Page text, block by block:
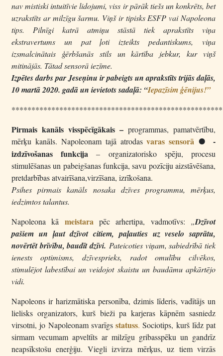
nav mistiski intuitīvie lidojumi, viss ir pārāk tiešs un konkrēts, bet
uzrakstīts ar milzīgu šarmu. Viņš ir tipisks ESFP vai Napoleona
tips. Pilnīgi katrā atmiņu stāstā tiek aprakstīts viņa
ekstravertums un pat ļoti izteikts pedantiskums, viņa
izsmalcinātais ģērbšanās stils un kārtība jebkur, kur viņš
mitinājās. Tātad sensorā iezīme.
Izpētes darbs par Jeseņinu ir pabeigts un aprakstīts trijās daļās,
10 martā 2020. gadā un ievietots sadaļā: “Iepazīsim ģēnijus!”
Pirmais kanāls visspēcīgākais – programmas, pamatvērtību,
mērķu kanāls. Napoleonam tajā atrodasvaras sensorā F
-
izdzīvošanas funkcija– organizatorisko spēju, procesu
stimulēšanas un pabeigšanas funkcija, savu pozīciju aizstāvēšana,
pretdarbības atvairīšana,virzīšana, izrīkošana.
Psihes pirmais kanāls nosaka dzīves programmu, mērķus,
iedzimtos talantus.
Napoleona kā meistarapēc arhertipa, vadmotīvs: „Dzīvot
pašiem un ļaut dzīvot citiem, paļauties uz veselo saprātu,
novērtēt brīvību, baudīt dzīvi. Pateicoties viņam, sabiedrībā tiek
ienests optimisms, dzīvesprieks, radot omulību cilvēkos,
stimulējot labestībai un veidojot skaistu un baudāmu apkārtējo
vidi.
Napoleons ir harizmātiska personība, dzimis līderis, vadītājs un
lielisks organizators, kurš bieži pa karjeras kāpnēm sasniedz
virsotni, jo Napoleonam svarīgs statuss. Sociotips, kurš līdz pat
sirmam vecumam apveltīts ar milzīgu gribasspēku un gandrīz
neapsīkstošu enerģiju. Viegli izvirza mērķus, uz tiem virzās